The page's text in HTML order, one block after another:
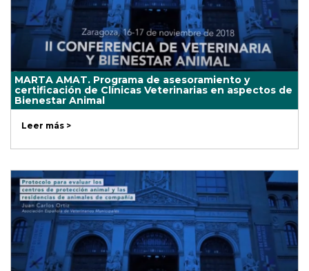
MARTA AMAT. Programa de asesoramiento y
certificación de Clínicas Veterinarias en aspectos de
Bienestar Animal
Leer más >